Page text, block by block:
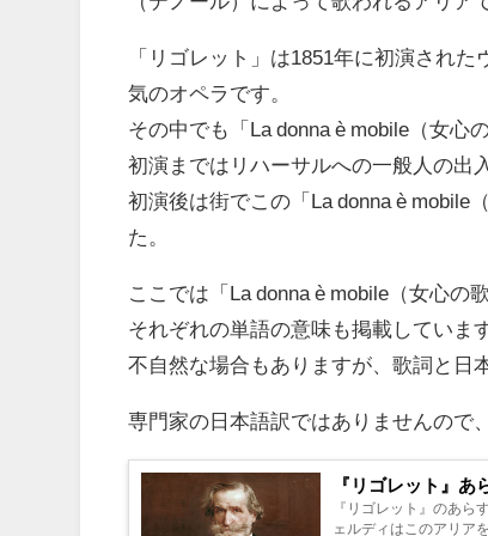
「リゴレット」は1851年に初演され
気のオペラです。
その中でも「La donna è mobile（女心
初演まではリハーサルへの一般人の出
初演後は街でこの「La donna è mobile
た。
ここでは「La donna è mobile（女心の
それぞれの単語の意味も掲載していま
不自然な場合もありますが、歌詞と日
専門家の日本語訳ではありませんので
『リゴレット』あ
『リゴレット』のあら
ェルディはこのアリア